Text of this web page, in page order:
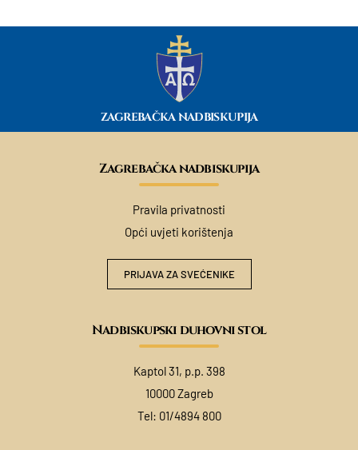
ZAGREBAČKA NADBISKUPIJA
Zagrebačka nadbiskupija
Pravila privatnosti
Opći uvjeti korištenja
PRIJAVA ZA SVEĆENIKE
Nadbiskupski duhovni stol
Kaptol 31, p.p. 398
10000 Zagreb
Tel: 01/4894 800